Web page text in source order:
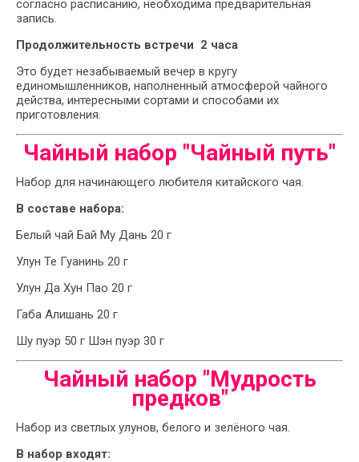
согласно расписанию, необходима предварительная
запись.
Продолжительность встречи 2 часа
Это будет незабываемый вечер в кругу
единомышленников, наполненный атмосферой чайного
действа, интересными сортами и способами их
приготовления.
Чайный набор "Чайный путь"
Набор для начинающего любителя китайского чая.
В составе набора:
Белый чай Бай Му Дань 20 г
Улун Те Гуанинь 20 г
Улун Да Хун Пао 20 г
Габа Алишань 20 г
Шу пуэр 50 г Шэн пуэр 30 г
Чайный набор "Мудрость
предков"
Набор из светлых улунов, белого и зелёного чая.
В набор входят: